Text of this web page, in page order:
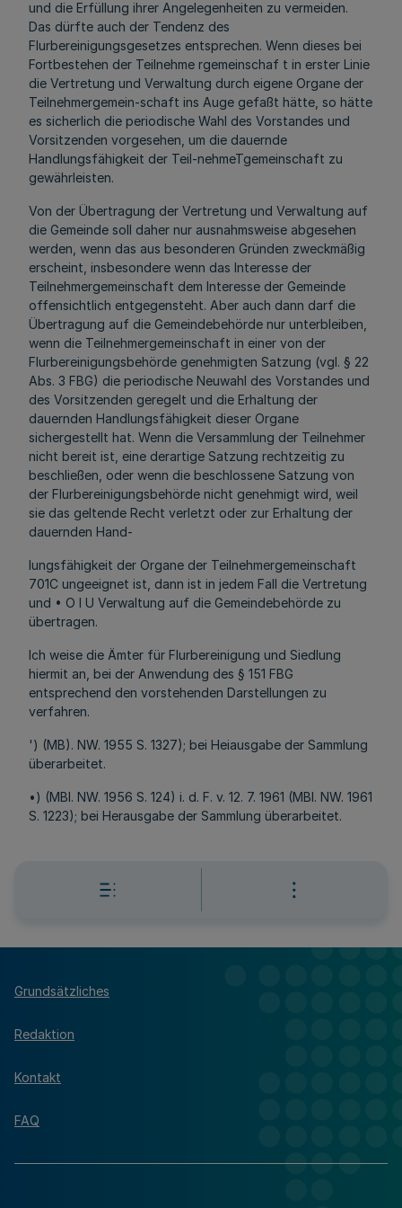
und die Erfüllung ihrer Angelegenheiten zu vermeiden.
Das dürfte auch der Tendenz des
Flurbereinigungsgesetzes entsprechen. Wenn dieses bei
Fortbestehen der Teilnehme rgemeinschaf t in erster Linie
die Vertretung und Verwaltung durch eigene Organe der
Teilnehmergemein-schaft ins Auge gefaßt hätte, so hätte
es sicherlich die periodische Wahl des Vorstandes und
Vorsitzenden vorgesehen, um die dauernde
Handlungsfähigkeit der Teil-nehmeTgemeinschaft zu
gewährleisten.
Von der Übertragung der Vertretung und Verwaltung auf
die Gemeinde soll daher nur ausnahmsweise abgesehen
werden, wenn das aus besonderen Gründen zweckmäßig
erscheint, insbesondere wenn das Interesse der
Teilnehmergemeinschaft dem Interesse der Gemeinde
offensichtlich entgegensteht. Aber auch dann darf die
Übertragung auf die Gemeindebehörde nur unterbleiben,
wenn die Teilnehmergemeinschaft in einer von der
Flurbereinigungsbehörde genehmigten Satzung (vgl. § 22
Abs. 3 FBG) die periodische Neuwahl des Vorstandes und
des Vorsitzenden geregelt und die Erhaltung der
dauernden Handlungsfähigkeit dieser Organe
sichergestellt hat. Wenn die Versammlung der Teilnehmer
nicht bereit ist, eine derartige Satzung rechtzeitig zu
beschließen, oder wenn die beschlossene Satzung von
der Flurbereinigungsbehörde nicht genehmigt wird, weil
sie das geltende Recht verletzt oder zur Erhaltung der
dauernden Hand-
lungsfähigkeit der Organe der Teilnehmergemeinschaft
701C ungeeignet ist, dann ist in jedem Fall die Vertretung
und • O l U Verwaltung auf die Gemeindebehörde zu
übertragen.
Ich weise die Ämter für Flurbereinigung und Siedlung
hiermit an, bei der Anwendung des § 151 FBG
entsprechend den vorstehenden Darstellungen zu
verfahren.
') (MB). NW. 1955 S. 1327); bei Heiausgabe der Sammlung
überarbeitet.
•) (MBI. NW. 1956 S. 124) i. d. F. v. 12. 7. 1961 (MBI. NW. 1961
S. 1223); bei Herausgabe der Sammlung überarbeitet.
Grundsätzliches
Redaktion
Kontakt
FAQ